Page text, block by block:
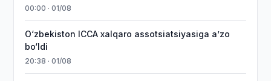
00:00 · 01/08
O‘zbekiston ICCA xalqaro assotsiatsiyasiga aʼzo
bo‘ldi
20:38 · 01/08